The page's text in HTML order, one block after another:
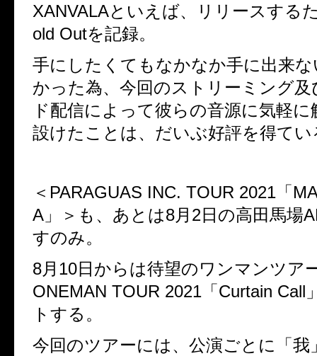
XANVALAといえば、リリースする
old Outを記録。
手にしたくてもなかなか手に出来
かった為、今回のストリーミング
ド配信によって彼らの音源に気軽
設けたことは、だいぶ好評を得て
＜PARAGUAS INC. TOUR 2021 「
A 」＞も、あとは8月 2日の高田馬場
すのみ。
8月 10日からは待望のワンマンツア
ONEMAN TOUR 2021 「 Curtain Call
トする。
今回のツアーには、公演ごとに「我